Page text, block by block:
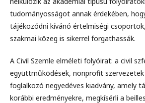
tudományosságot annak érdekében,
tájékozódni kívánó értelmiségi
szakmai közeg is sikerrel forgathassák.
A Civil Szemle elméleti folyóirat: a civil
együttműködések, nonprofit
foglalkozó negyedéves kiadvány, amely
korábbi eredményekre, megkísérli a